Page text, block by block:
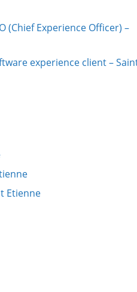
(Chief Experience Officer) –
experience client –
Etienne